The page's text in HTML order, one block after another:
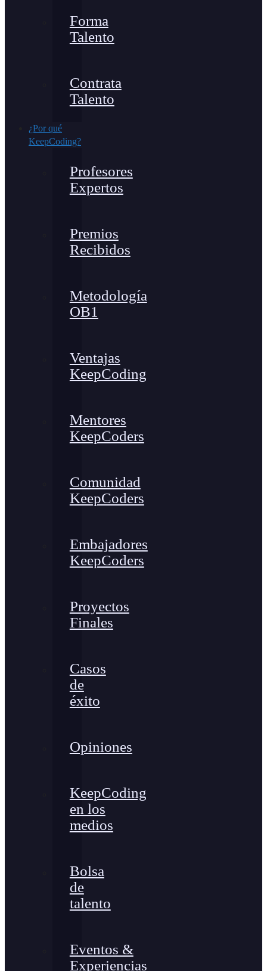
Forma
Talento
Contrata
Talento
¿Por qué
KeepCoding?
Profesores
Expertos
Premios
Recibidos
Metodología
OB1
Ventajas
KeepCoding
Mentores
KeepCoders
Comunidad
KeepCoders
Embajadores
KeepCoders
Proyectos
Finales
Casos
de
éxito
Opiniones
KeepCoding
en los
medios
Bolsa
de
talento
Eventos &
Experiencias